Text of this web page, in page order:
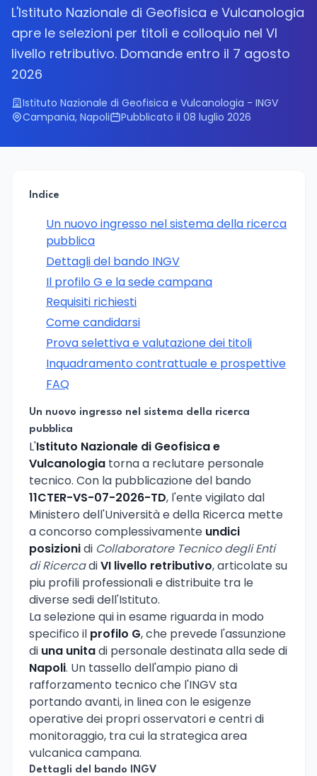
L'Istituto Nazionale di Geofisica e Vulcanologia
apre le selezioni per titoli e colloquio nel VI
livello retributivo. Domande entro il 7 agosto
2026
Istituto Nazionale di Geofisica e Vulcanologia - INGV
Campania, Napoli
Pubblicato il 08 luglio 2026
Indice
Un nuovo ingresso nel sistema della ricerca
pubblica
Dettagli del bando INGV
Il profilo G e la sede campana
Requisiti richiesti
Come candidarsi
Prova selettiva e valutazione dei titoli
Inquadramento contrattuale e prospettive
FAQ
Un nuovo ingresso nel sistema della ricerca
pubblica
L'Istituto Nazionale di Geofisica e
Vulcanologia torna a reclutare personale
tecnico. Con la pubblicazione del bando
11CTER-VS-07-2026-TD, l'ente vigilato dal
Ministero dell'Università e della Ricerca mette
a concorso complessivamente undici
posizionidi Collaboratore Tecnico degli Enti
di RicercadiVI livello retributivo, articolate su
piu profili professionali e distribuite tra le
diverse sedi dell'Istituto.
La selezione qui in esame riguarda in modo
specifico il profilo G, che prevede l'assunzione
di una unitadi personale destinata alla sede di
Napoli. Un tassello dell'ampio piano di
rafforzamento tecnico che l'INGV sta
portando avanti, in linea con le esigenze
operative dei propri osservatori e centri di
monitoraggio, tra cui la strategica area
vulcanica campana.
Dettagli del bando INGV